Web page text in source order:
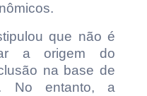
que não é
a origem do
na base de
No entanto, a